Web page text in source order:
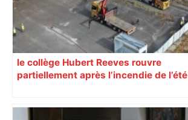
le collège Hubert Reeves rouvre
partiellement après l’incendie de l’été